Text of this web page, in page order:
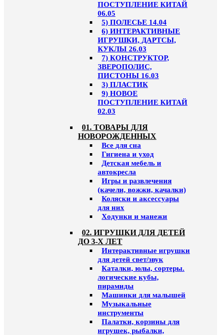
ПОСТУПЛЕНИЕ КИТАЙ
06.05
5) ПОЛЕСЬЕ 14.04
6) ИНТЕРАКТИВНЫЕ
ИГРУШКИ, ДАРТСЫ,
КУКЛЫ 26.03
7) КОНСТРУКТОР,
ЗВЕРОПОЛИС,
ПИСТОНЫ 16.03
3) ПЛАСТИК
9) НОВОЕ
ПОСТУПЛЕНИЕ КИТАЙ
02.03
01. ТОВАРЫ ДЛЯ
НОВОРОЖДЕННЫХ
Все для сна
Гигиена и уход
Детская мебель и
автокресла
Игры и развлечения
(качели, вожжи, качалки)
Коляски и аксессуары
для них
Ходунки и манежи
02. ИГРУШКИ ДЛЯ ДЕТЕЙ
ДО 3-Х ЛЕТ
Интерактивные игрушки
для детей свет/звук
Каталки, юлы, сортеры.
логические кубы,
пирамиды
Машинки для малышей
Музыкальные
инструменты
Палатки, корзины для
игрушек, рыбалки,